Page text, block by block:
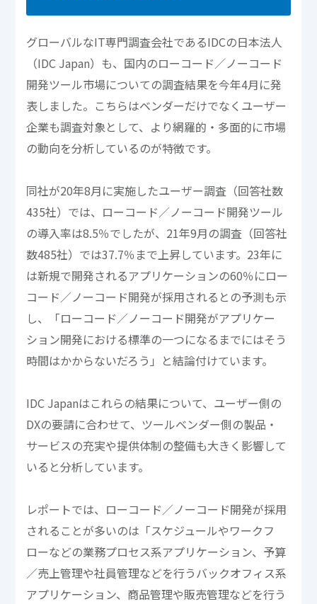
グローバルなIT専門調査会社であるIDCの日本法人
（IDC Japan）も、国内のローコード／ノーコード
開発ツール市場についての調査結果を今年4月に発
表しました。こちらはベンダーだけでなくユーザー
企業も調査対象として、より網羅的・多面的に市場
の動向を分析しているのが特徴です。
同社が20年8月に実施したユーザー調査（回答社数
435社）では、ローコード／ノーコード開発ツール
の導入率は8.5％でしたが、21年9月の調査（回答社
数485社）では37.7％まで上昇しています。23年に
は新規で開発されるアプリケーションの60％にロー
コード／ノーコード開発が採用されるとの予測も示
し、「ローコード／ノーコード開発がアプリケー
ション開発における標準の一つになるまでにはそう
時間はかからないだろう」と結論付けています。
IDC Japanはこれらの結果について、ユーザー側の
DXの要請に合わせて、ツールベンダー側の製品・
サービスの充実や提供体制の整備も大きく影響して
いると分析しています。
レポートでは、ローコード／ノーコード開発が採用
されることが多いのは「スケジュールやワークフ
ローなどの業務プロセス系アプリケーション、予算
／売上管理や社員管理などを行うバックオフィス系
アプリケーション、商品管理や販売管理などを行う